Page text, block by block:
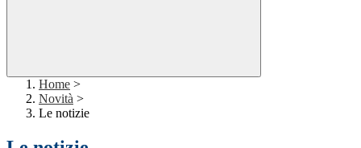
Home >
Novità >
Le notizie